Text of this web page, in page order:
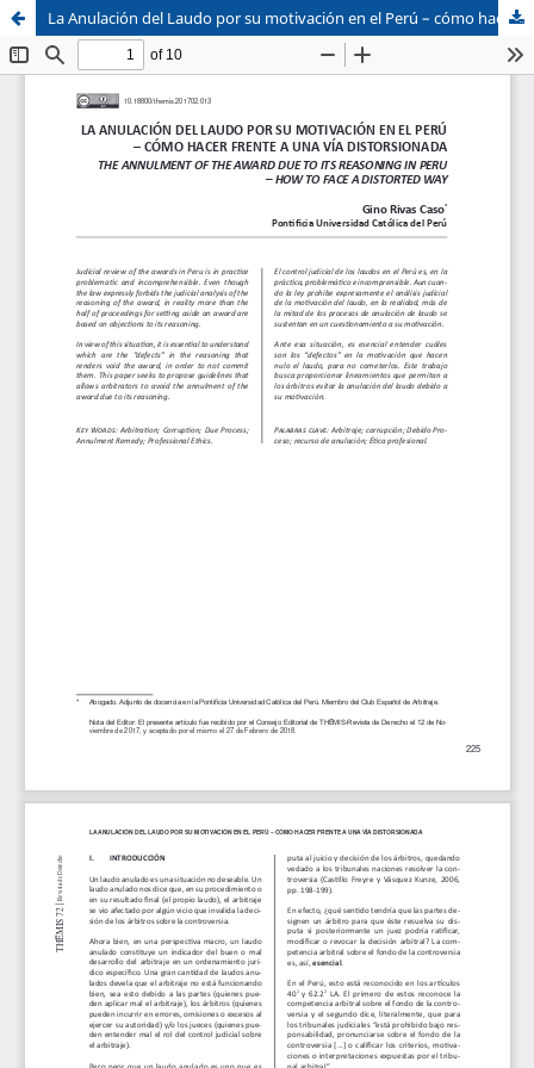
Sistema de
Bibliotecas
Facultad de
Derecho
La Anulación del Laudo por su motivación en el Perú – cómo hacer frente a una Vía Distorsionada